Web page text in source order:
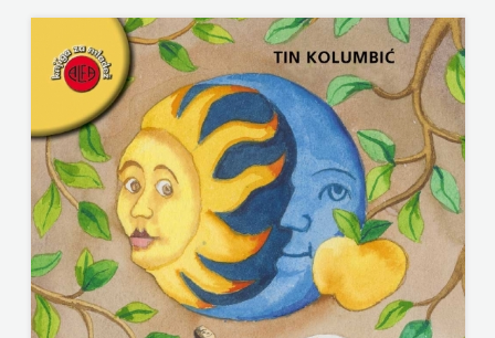
ŠKOLSKA
KNJIGA
Telegram
media
grupa
d.o.o.
TERAPIJA,